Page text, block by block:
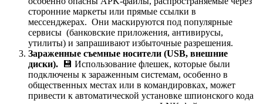
сторонние маркеты или прямые ссылки в
мессенджерах. Они маскируются под популярные
сервисы (банковские приложения, антивирусы,
утилиты) и запрашивают избыточные разрешения.
Зараженные съемные носители (USB, внешние
диски).
💾 Использование флешек, которые были
подключены к зараженным системам, особенно в
общественных местах или в командировках, может
привести к автоматической установке шпионского кода